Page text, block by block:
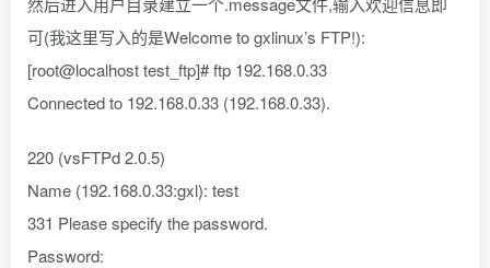
可(我这里写入的是Welcome to gxlinux’s FTP!):
[root@localhost test_ftp]# ftp 192.168.0.33
Connected to 192.168.0.33 (192.168.0.33).
220 (vsFTPd 2.0.5)
Name (192.168.0.33:gxl): test
331 Please specify the password.
Password: